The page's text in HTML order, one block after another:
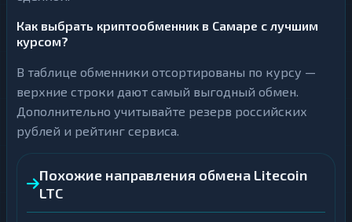
Как выбрать криптообменник в Самаре с лучшим
курсом?
В таблице обменники отсортированы по курсу —
верхние строки дают самый выгодный обмен.
Дополнительно учитывайте резерв российских
рублей и рейтинг сервиса.
Похожие направления обмена Litecoin
LTC